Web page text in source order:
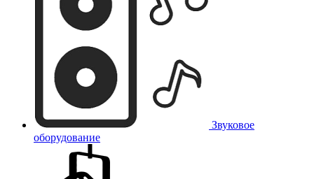
Звуковое
оборудование